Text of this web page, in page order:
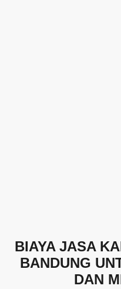
BIAYA JASA
BANDUNG
DAN